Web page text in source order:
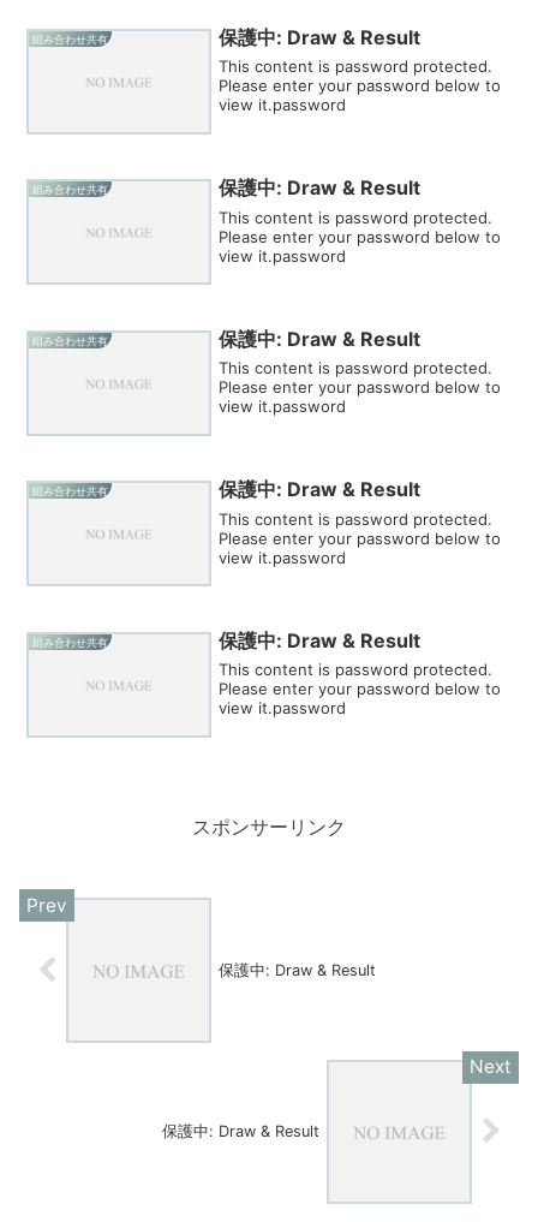
組み合わせ共有 保護中: Draw & Result
This content is password protected.
Please enter your password below to
view it.password
組み合わせ共有 保護中: Draw & Result
This content is password protected.
Please enter your password below to
view it.password
組み合わせ共有 保護中: Draw & Result
This content is password protected.
Please enter your password below to
view it.password
組み合わせ共有 保護中: Draw & Result
This content is password protected.
Please enter your password below to
view it.password
組み合わせ共有 保護中: Draw & Result
This content is password protected.
Please enter your password below to
view it.password
スポンサーリンク
保護中: Draw & Result
保護中: Draw & Result